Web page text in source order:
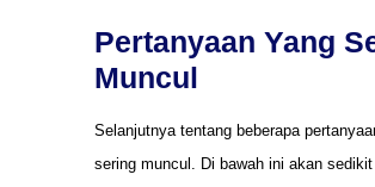
Pertanyaan Yang
Muncul
Selanjutnya tentang beberapa
sering muncul. Di bawah ini akan sedikit